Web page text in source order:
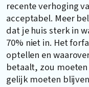
recente verhoging
acceptabel. Meer
dat je huis sterk in
70% niet in. Het
optellen en
betaalt, zou
gelijk moeten